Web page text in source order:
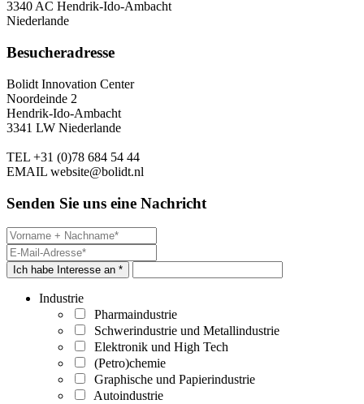
3340 AC Hendrik-Ido-Ambacht
Niederlande
Besucheradresse
Bolidt Innovation Center
Noordeinde 2
Hendrik-Ido-Ambacht
3341 LW Niederlande
TEL +31 (0)78 684 54 44
EMAIL website@bolidt.nl
Senden Sie uns eine Nachricht
Ich habe Interesse an *
Industrie
Pharmaindustrie
Schwerindustrie und Metallindustrie
Elektronik und High Tech
(Petro)chemie
Graphische und Papierindustrie
Autoindustrie